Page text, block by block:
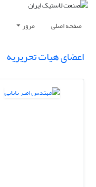
صفحه اصلی مرور
اعضای هیات تحریریه